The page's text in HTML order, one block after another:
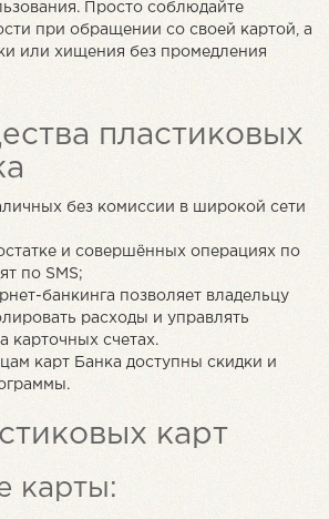
Просто соблюдайте
при обращении со своей картой, а
или хищения без промедления
пластиковых
без комиссии в широкой сети
и совершённых операциях по
по SMS;
банкинга позволяет владельцу
расходы и управлять
карточных счетах.
карт Банка доступны cкидки и
карт
карты: